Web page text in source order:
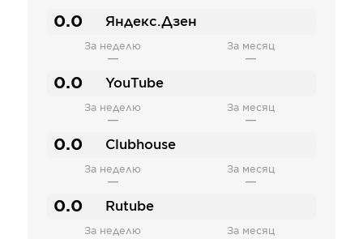
0.0 Яндекс.Дзен
За неделю
—
За месяц
—
0.0 YouTube
За неделю
—
За месяц
—
0.0 Clubhouse
За неделю
—
За месяц
—
0.0 Rutube
За неделю За месяц